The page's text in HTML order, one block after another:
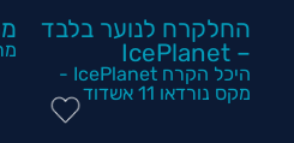
החלקרח לנוער בלבד
– IcePlanet
היכל הקרח IcePlanet -
מקס נורדאו 11 אשדוד